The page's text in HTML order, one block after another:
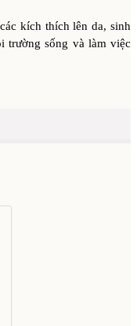
kích thích lên da, sinh
trường sống và làm việc